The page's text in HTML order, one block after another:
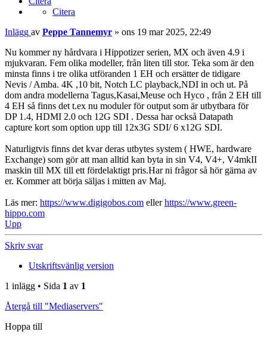
Citera
Inlägg av Peppe Tannemyr » ons 19 mar 2025, 22:49
Nu kommer ny hårdvara i Hippotizer serien, MX och även 4.9 i
mjukvaran. Fem olika modeller, från liten till stor. Teka som är den
minsta finns i tre olika utföranden 1 EH och ersätter de tidigare
Nevis / Amba. 4K ,10 bit, Notch LC playback,NDI in och ut. På
dom andra modellerna Tagus,Kasai,Meuse och Hyco , från 2 EH till
4 EH så finns det t.ex nu moduler för output som är utbytbara för
DP 1.4, HDMI 2.0 och 12G SDI . Dessa har också Datapath
capture kort som option upp till 12x3G SDI/ 6 x12G SDI.
Naturligtvis finns det kvar deras utbytes system ( HWE, hardware
Exchange) som gör att man alltid kan byta in sin V4, V4+, V4mkII
maskin till MX till ett fördelaktigt pris.Har ni frågor så hör gärna av
er. Kommer att börja säljas i mitten av Maj.
Läs mer: https://www.digigobos.com ellerhttps://www.green-
hippo.com
Upp
Skriv svar
Utskriftsvänlig version
1 inlägg • Sida 1 av 1
Återgå till "Mediaservers"
Hoppa till